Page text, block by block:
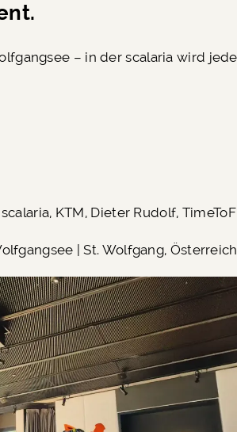
– in der scalaria wird
KTM, Dieter Rudolf,
| St. Wolfgang, Österreich